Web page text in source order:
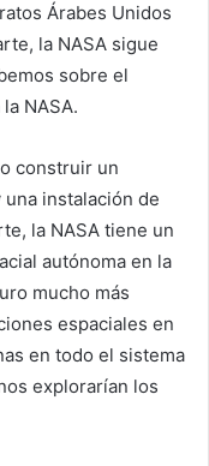
Árabes Unidos
la NASA sigue
sobre el
NASA.
construir un
instalación de
la NASA tiene un
autónoma en la
mucho más
espaciales en
en todo el sistema
explorarían los